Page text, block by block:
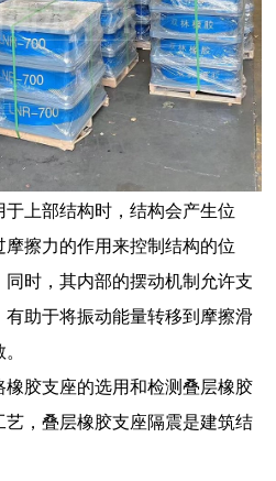
上部结构时，结构会产生位
擦力的作用来控制结构的位
时，其内部的摆动机制允许支
助于将振动能量转移到摩擦滑
胶支座的选用和检测叠层橡胶
，叠层橡胶支座隔震是建筑结